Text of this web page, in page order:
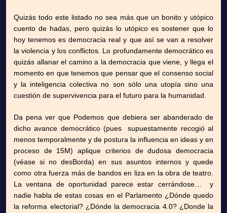
Quizás todo este listado no sea más que un bonito y utópico
cuento de hadas, pero quizás lo utópico es sostener que lo
hoy tenemos es democracia real y que así se van a resolver
la violencia y los conflictos. Lo profundamente democrático es
quizás allanar el camino a la democracia que viene, y llega el
momento en que tenemos que pensar que el consenso social
y la inteligencia colectiva no son sólo una utopía sino una
cuestión de supervivencia para el futuro para la humanidad.
Da pena ver que Podemos que debiera ser abanderado de
dicho avance democrático (pues supuestamente recogió al
menos temporalmente y de postura la influencia en ideas y en
proceso de 15M) aplique criterios de dudosa democracia
(véase si no desBorda) en sus asuntos internos y quede
como otra fuerza más de bandos en liza en la obra de teatro.
La ventana de oportunidad parece estar cerrándose… y
nadie habla de estas cosas en el Parlamento ¿Dónde quedo
la reforma electorial? ¿Dónde la democracia 4.0? ¿Donde la